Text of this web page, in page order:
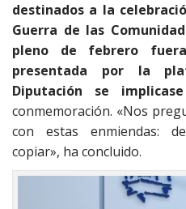
destinados a la
Guerra de las
pleno de febrero
presentada por la
Diputación se
conmemoración. «Nos
con estas enmiendas:
copiar», ha concluido.